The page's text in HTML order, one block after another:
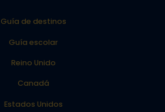
Guía de destinos
Guía escolar
Reino Unido
Canadá
Estados Unidos